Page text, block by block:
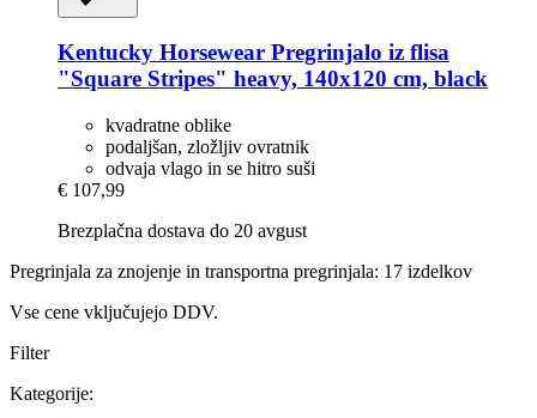
Kentucky Horsewear Pregrinjalo iz flisa
"Square Stripes" heavy, 140x120 cm, black
kvadratne oblike
podaljšan, zložljiv ovratnik
odvaja vlago in se hitro suši
€ 107,99
Brezplačna dostava do 20 avgust
Pregrinjala za znojenje in transportna pregrinjala: 17 izdelkov
Vse cene vključujejo DDV.
Filter
Kategorije: